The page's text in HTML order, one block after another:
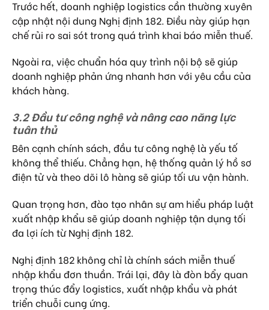
Trước hết, doanh nghiệp logistics cần thường xuyên
cập nhật nội dung Nghị định 182. Điều này giúp hạn
chế rủi ro sai sót trong quá trình khai báo miễn thuế.
Ngoài ra, việc chuẩn hóa quy trình nội bộ sẽ giúp
doanh nghiệp phản ứng nhanh hơn với yêu cầu của
khách hàng.
3.2 Đầu tư công nghệ và nâng cao năng lực
tuân thủ
Bên cạnh chính sách, đầu tư công nghệ là yếu tố
không thể thiếu. Chẳng hạn, hệ thống quản lý hồ sơ
điện tử và theo dõi lô hàng sẽ giúp tối ưu vận hành.
Quan trọng hơn, đào tạo nhân sự am hiểu pháp luật
xuất nhập khẩu sẽ giúp doanh nghiệp tận dụng tối
đa lợi ích từ Nghị định 182.
Nghị định 182 không chỉ là chính sách miễn thuế
nhập khẩu đơn thuần. Trái lại, đây là đòn bẩy quan
trọng thúc đẩy logistics, xuất nhập khẩu và phát
triển chuỗi cung ứng.